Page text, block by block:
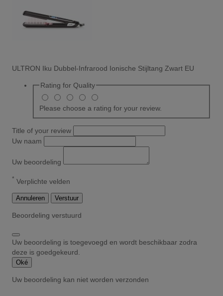
ULTRON Iku Dubbel-Infrarood Ionische Stijltang Zwart EU
Rating for Quality
Please choose a rating for your review.
Title of your review
Uw naam
Uw beoordeling
* Verplichte velden
Annuleren Verstuur
Beoordeling verstuurd
Uw beoordeling is toegevoegd en wordt beschikbaar zodra
deze is goedgekeurd.
Oké
Uw beoordeling kan niet worden verzonden